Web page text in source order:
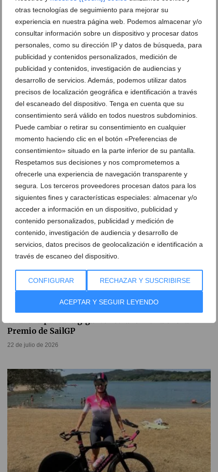
otras tecnologías de seguimiento para mejorar su
experiencia en nuestra página web. Podemos almacenar y/o
consultar información sobre un dispositivo y procesar datos
personales, como su dirección IP y datos de búsqueda, para
publicidad y contenidos personalizados, medición de
publicidad y contenidos, investigación de audiencias y
desarrollo de servicios. Además, podemos utilizar datos
precisos de localización geográfica e identificación a través
del escaneado del dispositivo. Tenga en cuenta que su
consentimiento será válido en todos nuestros subdominios.
Puede cambiar o retirar su consentimiento en cualquier
momento haciendo clic en el botón «Preferencias de
consentimiento» situado en la parte inferior de su pantalla.
Respetamos sus decisiones y nos comprometemos a
ofrecerle una experiencia de navegación transparente y
segura. Los terceros proveedores procesan datos para los
siguientes fines y características especiales: almacenar y/o
acceder a información en un dispositivo, publicidad y
contenido personalizados, publicidad y medición de
contenido, investigación de audiencia y desarrollo de
servicios, datos precisos de geolocalización e identificación a
través de escaneo del dispositivo.
CONFIGURAR RECHAZAR Y SUSCRIBIRSE
ACEPTAR Y SEGUIR LEYENDO
Así vivió Xàbia el evento náutico más emocionante
del mundo en directo, la SailGP
27 de julio de 2026
Xàbia, punto de encuentro para los aficionados a la
Premio de SailGP
22 de julio de 2026